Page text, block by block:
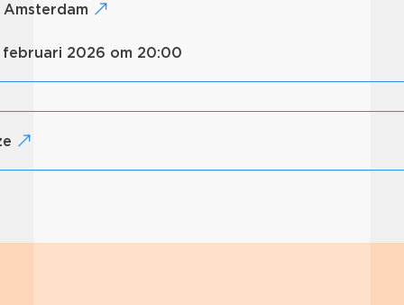
Amsterdam
februari 2026 om 20:00